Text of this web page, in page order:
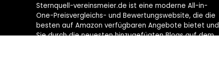
Sternquell-vereinsmeier.de ist eine moderne All-in-
One-Preisvergleichs- und Bewertungswebsite, die die
besten auf Amazon verfügbaren Angebote bietet und
Sie durch die neuesten hinzugefügten Blogs auf dem